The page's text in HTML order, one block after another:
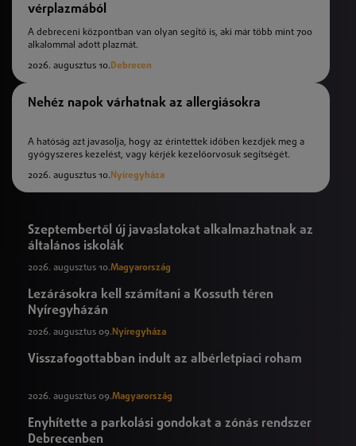
vérplazmából
A debreceni központban van olyan segítő is, aki már több mint 700
alkalommal adott plazmát.
2026. augusztus 10.Debrecen
Nehéz napok várhatnak az allergiásokra
A hatóság azt javasolja, hogy az érintettek időben kezdjék meg a
gyógyszeres kezelést, vagy kérjék kezelőorvosuk segítségét.
2026. augusztus 10. Nyíregyháza
Szeptembertől új javaslatokat alkalmazhatnak az
általános iskolák
2026. augusztus 10.Magyarország
Lezárásokra kell számítani a Kossuth téren
Nyíregyházán
2026. augusztus 09. Nyíregyháza
Visszafogottabban indult az albérletpiaci roham
2026. augusztus 09.Magyarország
Enyhítette a parkolási gondokat a zónás rendszer
Debrecenben